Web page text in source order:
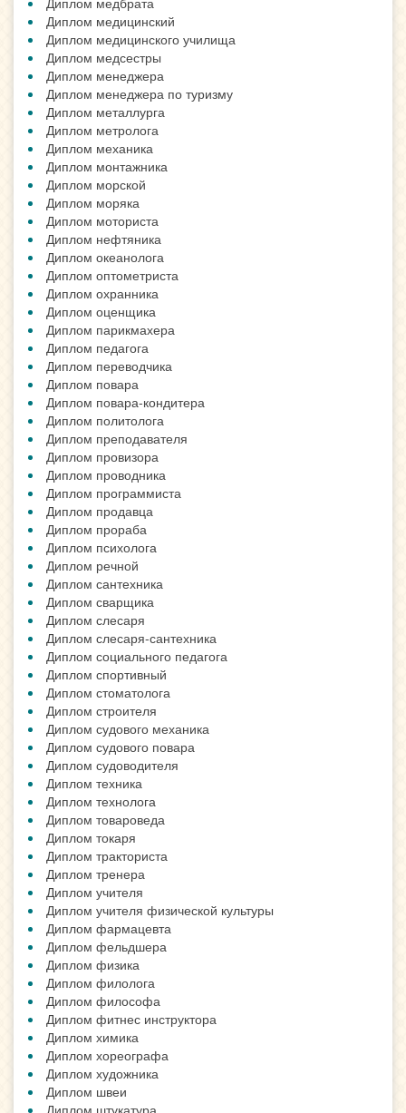
Диплом медицинский
Диплом медицинского училища
Диплом медсестры
Диплом менеджера
Диплом менеджера по туризму
Диплом металлурга
Диплом метролога
Диплом механика
Диплом монтажника
Диплом морской
Диплом моряка
Диплом моториста
Диплом нефтяника
Диплом океанолога
Диплом оптометриста
Диплом охранника
Диплом оценщика
Диплом парикмахера
Диплом педагога
Диплом переводчика
Диплом повара
Диплом повара-кондитера
Диплом политолога
Диплом преподавателя
Диплом провизора
Диплом проводника
Диплом программиста
Диплом продавца
Диплом прораба
Диплом психолога
Диплом речной
Диплом сантехника
Диплом сварщика
Диплом слесаря
Диплом слесаря-сантехника
Диплом социального педагога
Диплом спортивный
Диплом стоматолога
Диплом строителя
Диплом судового механика
Диплом судового повара
Диплом судоводителя
Диплом техника
Диплом технолога
Диплом товароведа
Диплом токаря
Диплом тракториста
Диплом тренера
Диплом учителя
Диплом учителя физической культуры
Диплом фармацевта
Диплом фельдшера
Диплом физика
Диплом филолога
Диплом философа
Диплом фитнес инструктора
Диплом химика
Диплом хореографа
Диплом художника
Диплом швеи